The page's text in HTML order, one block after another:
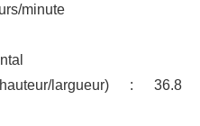
minute
hauteur/largueur) : 36.8